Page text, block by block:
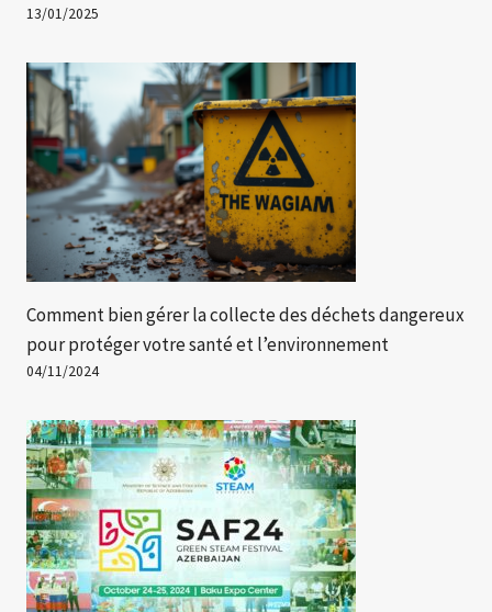
13/01/2025
Comment bien gérer la collecte des déchets dangereux
pour protéger votre santé et l’environnement
04/11/2024